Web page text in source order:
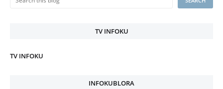
TV INFOKU
TV INFOKU
INFOKUBLORA